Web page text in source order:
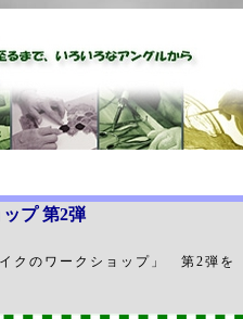
プ 第2弾
クのワークショップ」 第2弾を